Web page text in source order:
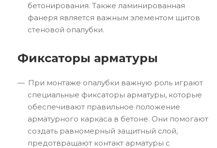
бетонирования. Также ламинированная
фанеря является важным элементом щитов
стеновой опалубки.
Фиксаторы арматуры
При монтаже опалубки важную роль играют
специальные фиксаторы арматуры, которые
обеспечивают правильное положение
арматурного каркаса в бетоне. Они помогают
создать равномерный защитный слой,
предотвращают контакт арматуры с